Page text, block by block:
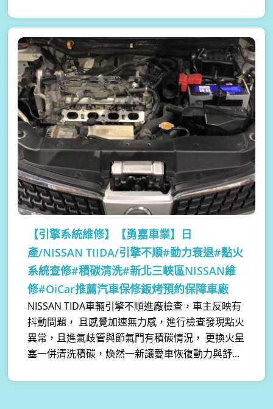
【引擎系統維修】
【勇嘉車業】日
產/NISSAN TIIDA/引擎不順#動力衰退#點火
系統查修#積碳清洗#新北三峽區NISSAN維
修#OiCar推薦汽車保修鈑烤預約保障車廠
NISSAN TIDA車輛引擎不順進廠檢查，車主反映有
抖動問題， 且感覺加速無力感，進行檢查發現點火
異常，且進氣歧管與節氣門有積碳情況， 更換火星
塞一併清洗積碳，煥然一新讓愛車恢復動力與舒...